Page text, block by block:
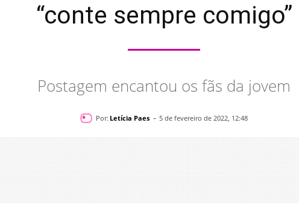
“conte sempre comigo”
Postagem encantou os fãs da jovem
Por: Letícia Paes - 5 de fevereiro de 2022, 12:48